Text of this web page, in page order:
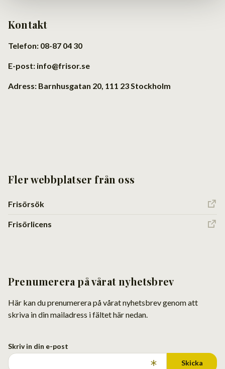
Kontakt
Telefon: 08-87 04 30
E-post: info@frisor.se
Adress: Barnhusgatan 20, 111 23 Stockholm
Fler webbplatser från oss
Frisörsök
Frisörlicens
Prenumerera på vårat nyhetsbrev
Här kan du prenumerera på vårat nyhetsbrev genom att
skriva in din mailadress i fältet här nedan.
Skriv in din e-post
Skicka